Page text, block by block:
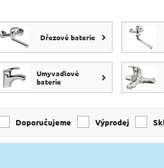
Dřezové baterie
Umyvadlové
baterie
Doporučujeme Výprodej